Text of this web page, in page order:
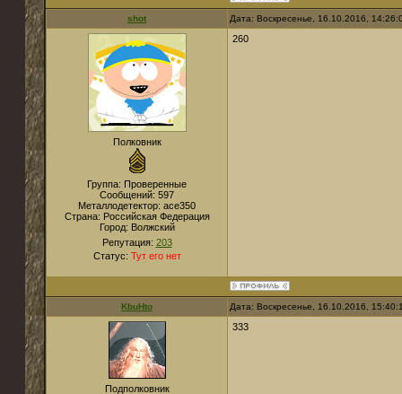
shot Дата: Воскресенье, 16.10.2016,
Полковник
Группа: Проверенные
Сообщений: 597
Металлодетектор: ace350
Страна: Российская Федерация
Город: Волжский
Репутация: 203
Статус: Тут его нет
260
KbuHto Дата: Воскресенье, 16.10.2016,
Подполковник
333